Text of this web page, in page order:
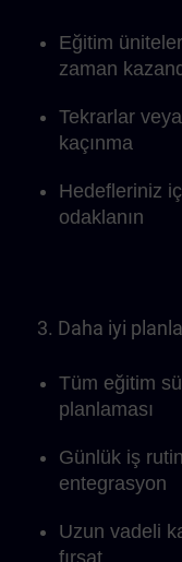
Eğitim
zaman
Tekrarlar
kaçınma
Hedefleriniz
odaklanın
3. Daha iyi
Tüm eğitim
planlaması
Günlük iş
entegrasyon
Uzun vadeli
fırsat